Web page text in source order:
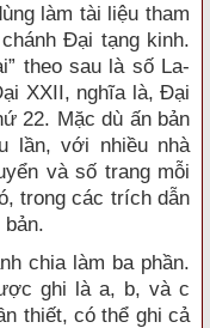
làm tài liệu tham
Đại tạng kinh.
theo sau là số La-
XXII, nghĩa là, Đại
22. Mặc dù ấn bản
lần, với nhiều nhà
và số trang mỗi
trong các trích dẫn
chia làm ba phần.
ghi là a, b, và c
thiết, có thể ghi cả